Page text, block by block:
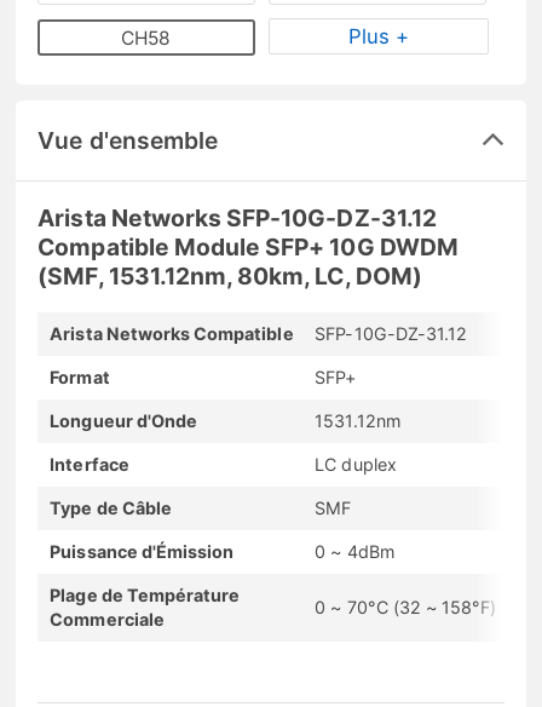
CH58 Plus +
Vue d'ensemble
Arista Networks SFP-10G-DZ-31.12
Compatible Module SFP+ 10G DWDM
(SMF, 1531.12nm, 80km, LC, DOM)
Arista Networks Compatible SFP-10G-DZ-31.12
Format SFP+
Longueur d'Onde 1531.12nm
Interface LC duplex
Type de Câble SMF
Puissance d'Émission 0 ~ 4dBm
Plage de Température
Commerciale
0 ~ 70°C (32 ~ 158°F)